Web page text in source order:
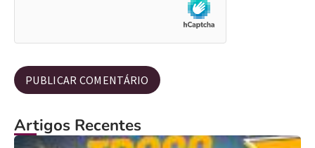
Artigos Recentes